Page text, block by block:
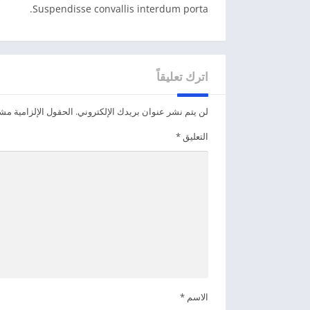
Suspendisse convallis interdum porta.
اترك تعليقاً
لن يتم نشر عنوان بريدك الإلكتروني. الحقول الإلزامية
التعليق *
الاسم *